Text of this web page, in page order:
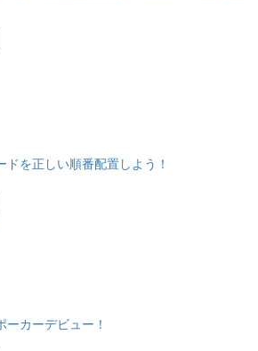
を正しい順番配置しよう！
カーデビュー！